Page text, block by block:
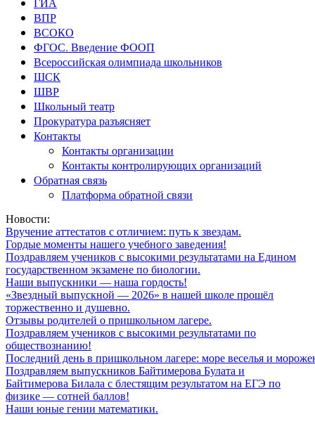
ВПР
ВСОКО
ФГОС. Введение ФООП
Всероссийская олимпиада школьников
ШСК
ШВР
Школьный театр
Прокуратура разъясняет
Контакты
Контакты организации
Контакты контролирующих организаций
Обратная связь
Платформа обратной связи
Новости:
Вручение аттестатов с отличием: путь к звездам.
Гордые моменты нашего учебного заведения!
Поздравляем учеников с высокими результатами на Едином
государственном экзамене по биологии.
Наши выпускники — наша гордость!
«Звездный выпускной — 2026» в нашей школе прошёл
торжественно и душевно.
Отзывы родителей о пришкольном лагере.
Поздравляем учеников с высокими результатами по
обществознанию!
Последний день в пришкольном лагере: море веселья и
Поздравляем выпускников Байтимерова Булата и
Байтимерова Билала с блестящим результатом на ЕГЭ по
физике — сотней баллов!
Наши юные гении математики.